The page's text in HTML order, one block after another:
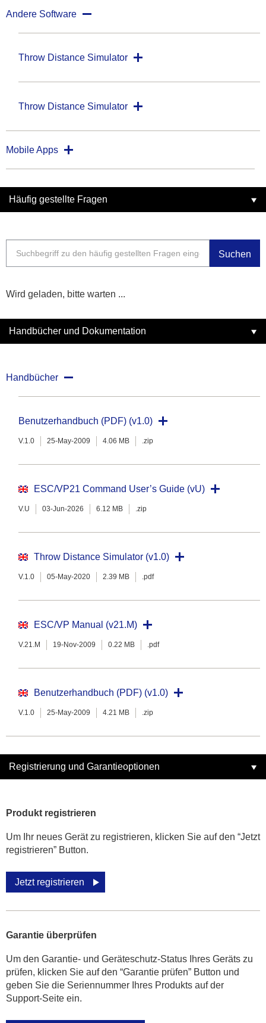
Andere Software
Throw Distance Simulator
Throw Distance Simulator
Mobile Apps
Häufig gestellte Fragen
Suchen
Wird geladen, bitte warten ...
Handbücher und Dokumentation
Handbücher
Benutzerhandbuch (PDF) (v1.0)
V.1.0 25-May-2009 4.06 MB .zip
ESC/VP21 Command User’s Guide (vU)
V.U 03-Jun-2026 6.12 MB .zip
Throw Distance Simulator (v1.0)
V.1.0 05-May-2020 2.39 MB .pdf
ESC/VP Manual (v21.M)
V.21.M 19-Nov-2009 0.22 MB .pdf
Benutzerhandbuch (PDF) (v1.0)
V.1.0 25-May-2009 4.21 MB .zip
Registrierung und Garantieoptionen
Produkt registrieren
Um Ihr neues Gerät zu registrieren, klicken Sie auf den “Jetzt
registrieren” Button.
Jetzt registrieren
Garantie überprüfen
Um den Garantie- und Geräteschutz-Status Ihres Geräts zu
prüfen, klicken Sie auf den “Garantie prüfen” Button und
geben Sie die Seriennummer Ihres Produkts auf der
Support-Seite ein.